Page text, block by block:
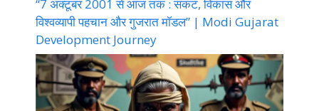
“7 अक्टूबर 2001 से आज तक : संकट, विकास और
विश्वव्यापी पहचान और गुजरात मॉडल” | Modi Gujarat
Development Journey